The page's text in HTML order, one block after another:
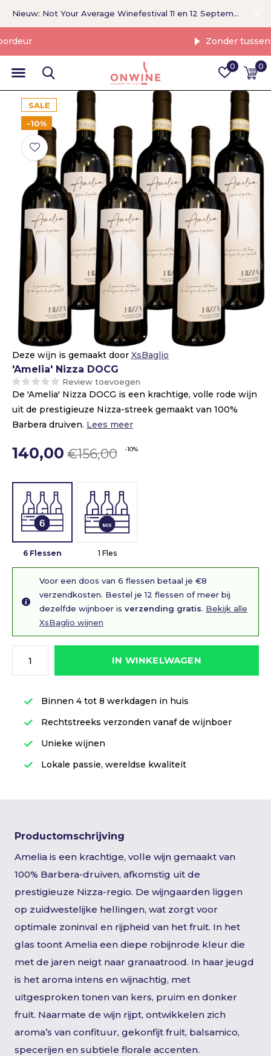
0 0
Nieuw: Not Your Average Winefestival 11 en 12 September >
SALE
-10%
Deze wijn is gemaakt door XsBaglio
'Amelia' Nizza DOCG
Review toevoegen
De 'Amelia' Nizza DOCG is een krachtige, volle rode wijn
uit de prestigieuze Nizza-streek gemaakt van 100%
Barbera druiven. Lees meer
140,00 €156,00 -10%
6 Flessen 1 Fles
Voor een doos van 6 flessen betaal je €8
verzendkosten. Bestel je 12 flessen of meer bij
dezelfde wijnboer is verzending gratis. Bekijk alle
XsBaglio wijnen
IN WINKELWAGEN
Binnen 4 tot 8 werkdagen in huis
Rechtstreeks verzonden vanaf de wijnboer
Unieke wijnen
Lokale passie, wereldse kwaliteit
Productomschrijving
Amelia is een krachtige, volle wijn gemaakt van
100% Barbera-druiven, afkomstig uit de
prestigieuze Nizza-regio. De wijngaarden liggen
op zuidwestelijke hellingen, wat zorgt voor
optimale zoninval en rijpheid van het fruit. In het
glas toont Amelia een diepe robijnrode kleur die
met de jaren neigt naar granaatrood. In haar jeugd
is het aroma intens en wijnachtig, met
uitgesproken tonen van kers, pruim en donker
fruit. Naarmate de wijn rijpt, ontwikkelen zich
aroma’s van confituur, gekonfijt fruit, balsamico,
specerijen en subtiele florale accenten.